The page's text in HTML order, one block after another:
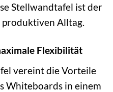
Stellwandtafel ist der
Alltag.
Flexibilität
vereint die Vorteile
Whiteboards in einem